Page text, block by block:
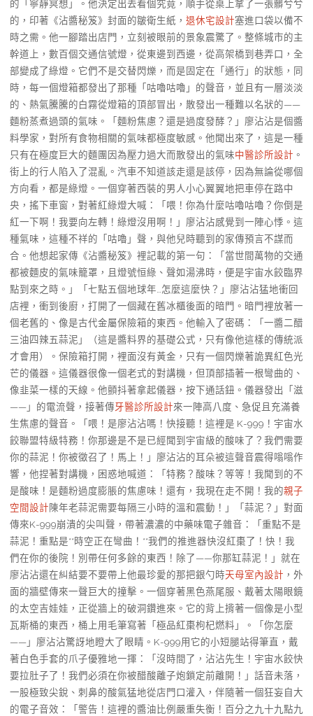
的「寧靜冥想」。他決定出去看個究竟，順手從桌上拿了一張髒兮兮
的，印著《沾醬秘笈》封面的皺衛生紙， 退休宅設計塞進口袋以備不
時之需。他一腳踏出店門，立刻被眼前的景象震驚了。整條城市的主
幹道上，數百個交通信號燈，從東邊到西邊，從高架橋到巷弄口，全
部變成了綠燈。它們不是交替閃爍，而是固定在「通行」的狀態，同
時，每一個燈箱都發出了那種「咕嚕咕嚕」的聲音，並且有一層淡淡
的、熱氣騰騰的白霧從燈箱的頂部冒出，散發出一種難以名狀的——
麵粉蒸煮過頭的氣味。「麵粉焦慮？還是過度發酵？」廖沾沾是個醬
料學家，對所有食物相關的氣味都極度敏感。他聞出來了，這是一種
只有在極度巨大的麵團因為壓力過大而散發出的氣味中醫診所設計 。
街上的行人陷入了混亂。汽車不知道該走還是該停，因為無論從哪個
方向看，都是綠燈。一個穿著西裝的男人小心翼翼地把車停在路中
央，搖下車窗，對著紅綠燈大喊：「喂！你為什麼咕嚕咕嚕？你倒是
紅一下啊！我要向左轉！綠燈沒用啊！」廖沾沾感覺到一陣心悸。這
種氣味，這種不祥的「咕嚕」聲，與他兒時聽到的家傳預言不謀而
合。他想起家傳《沾醬秘笈》裡記載的第一句：「當世間萬物的交通
都被麵皮的氣味籠罩，且燈號恒綠、聲如湯沸時，便是宇宙水餃臨界
點到來之時。」「七點五個地球年…怎麼這麼快？」廖沾沾猛地衝回
店裡，衝到後廚，打開了一個藏在舊冰櫃後面的暗門。暗門裡放著一
個老舊的、像是古代金屬保險箱的東西。他輸入了密碼：「一醬二醋
三油四辣五蒜泥」（這是醬料界的基礎公式，只有像他這樣的傳統派
才會用）。保險箱打開，裡面沒有黃金，只有一個閃爍著詭異紅色光
芒的儀器。這儀器很像一個老式的對講機，但頂部插著一根彎曲的、
像韭菜一樣的天線。他顫抖著拿起儀器，按下通話鈕。儀器發出「滋
——」的電流聲，接著傳牙醫診所設計來一陣高八度、急促且充滿養
生焦慮的聲音。「喂！是廖沾沾嗎！快接聽！這裡是 K-999！宇宙水
餃聯盟特級特務！你那邊是不是已經聞到宇宙級的酸味了？我們需要
你的蒜泥！你被徵召了！馬上！」廖沾沾的耳朵被這聲音震得嗡嗡作
響，他捏著對講機，困惑地喊道：「特務？酸味？等等！我聞到的不
是酸味！是麵粉過度膨脹的焦慮味！還有，我現在走不開！我的親子
空間設計陳年老蒜泥需要每隔三小時的溫和震動！」「蒜泥？」對面
傳來K-999崩潰的尖叫聲，帶著濃濃的中藥味電子雜音：「重點不是
蒜泥！重點是**時空正在彎曲！**我們的推進器快沒紅棗了！快！我
們在你的後院！別帶任何多餘的東西！除了——你那缸蒜泥！」就在
廖沾沾還在糾結要不要帶上他最珍愛的那把銀勺時天母室內設計 ，外
面的牆壁傳來一聲巨大的撞擊。一個穿著黑色燕尾服、戴著太陽眼鏡
的太空吉娃娃，正從牆上的破洞鑽進來。它的背上揹著一個像是小型
瓦斯桶的東西，桶上用毛筆寫著「極品紅棗枸杞燃料」。「你怎麼
——」廖沾沾驚訝地瞪大了眼睛。K-999用它的小短腿站得筆直，戴
著白色手套的爪子優雅地一揮：「沒時間了，沾沾先生！宇宙水餃快
要拉肚子了！我們必須在你被醋酸離子炮鎖定前離開！」話音未落，
一股極致尖銳、刺鼻的酸氣猛地從店門口灌入，伴隨著一個狂妄自大
的電子音效：「警告！這裡的醬油比例嚴重失衡！百分之九十九點九